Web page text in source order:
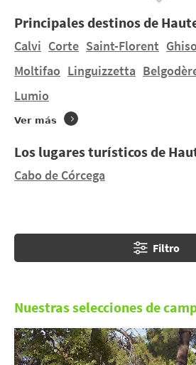
Bastia, pasando por el Cap Corse.
¿Desea alojarse en una tienda de
casa móvil àMoltifaoen un
humanas ? Encontrará 3
Descubra TIZARELLA, E CANICCE,
Principales destinos de
Calvi Corte Saint-Florent
Moltifao Linguizzetta
Lumio
Ver más
Los lugares turísticos de
Cabo de Córcega
Filtro
Nuestras selecciones de